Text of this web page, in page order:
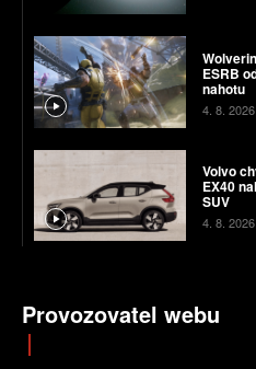
ESRB
nahotu
4. 8. 2026
Volvo
EX40
SUV
4. 8. 2026
Provozovatel webu